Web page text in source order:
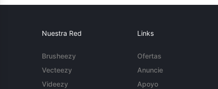
Nuestra Red
Brusheezy
Vecteezy
Videezy
Links
Ofertas
Anuncie
Apoyo